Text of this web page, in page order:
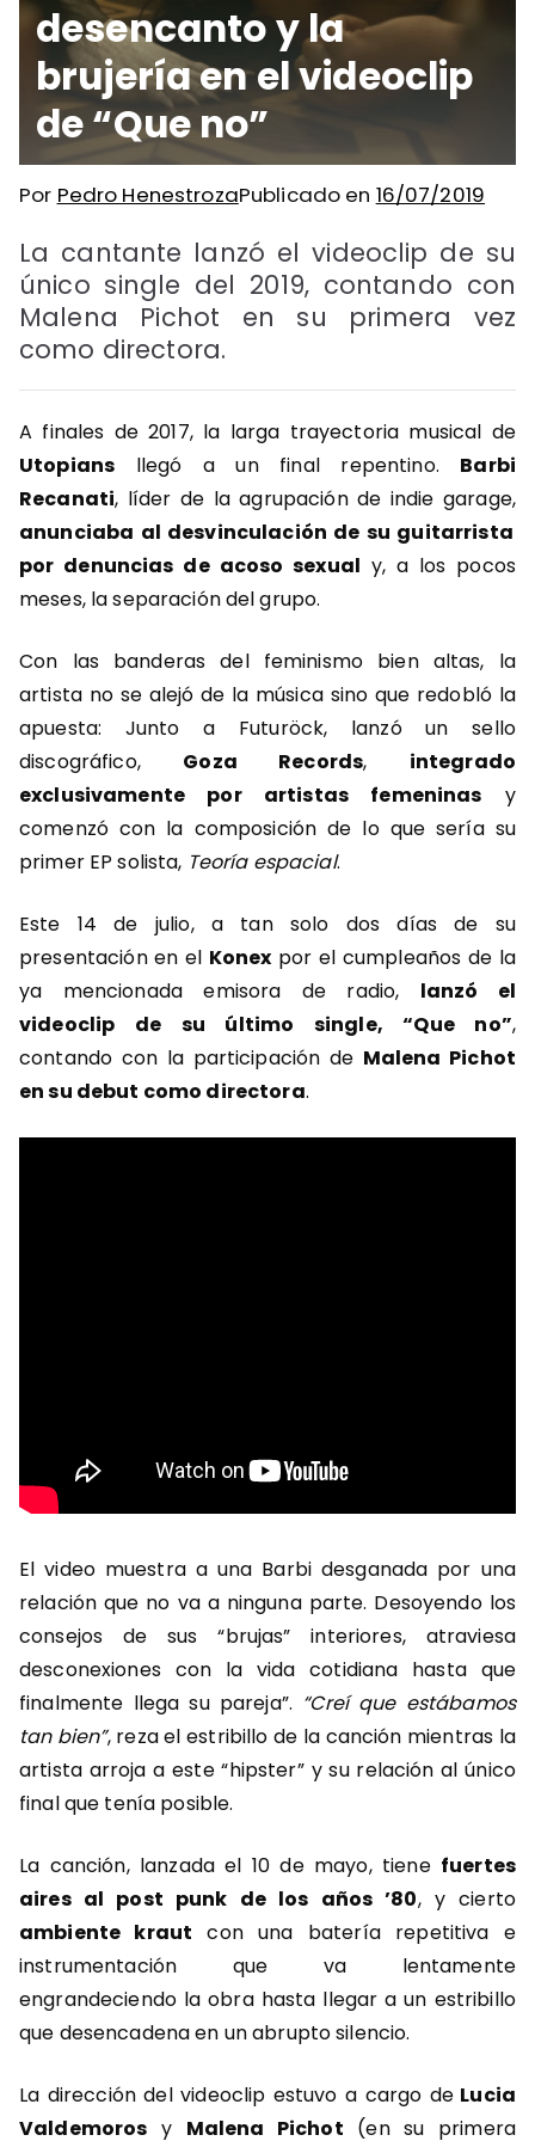
desencanto y la
brujería en el videoclip
de “Que no”
Por Pedro HenestrozaPublicado en 16/07/2019
La cantante lanzó el videoclip de su
único single del 2019, contando con
Malena Pichot en su primera vez
como directora.
A finales de 2017, la larga trayectoria musical de
Utopians llegó a un final repentino. Barbi
Recanati, líder de la agrupación de indie garage,
anunciaba al desvinculación de su guitarrista
por denuncias de acoso sexual y, a los pocos
meses, la separación del grupo.
Con las banderas del feminismo bien altas, la
artista no se alejó de la música sino que redobló la
apuesta: Junto a Futuröck, lanzó un sello
discográfico, Goza Records, integrado
exclusivamente por artistas femeninas y
comenzó con la composición de lo que sería su
primer EP solista, Teoría espacial.
Este 14 de julio, a tan solo dos días de su
presentación en el Konex por el cumpleaños de la
ya mencionada emisora de radio, lanzó el
videoclip de su último single, “Que no”,
contando con la participación de Malena Pichot
en su debut como directora.
El video muestra a una Barbi desganada por una
relación que no va a ninguna parte. Desoyendo los
consejos de sus “brujas” interiores, atraviesa
desconexiones con la vida cotidiana hasta que
finalmente llega su pareja”. “Creí que estábamos
tan bien”, reza el estribillo de la canción mientras la
artista arroja a este “hipster” y su relación al único
final que tenía posible.
La canción, lanzada el 10 de mayo, tiene fuertes
aires al post punk de los años ’80, y cierto
ambiente kraut con una batería repetitiva e
instrumentación que va lentamente
engrandeciendo la obra hasta llegar a un estribillo
que desencadena en un abrupto silencio.
La dirección del videoclip estuvo a cargo deLucia
Valdemoros y Malena Pichot (en su primera